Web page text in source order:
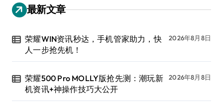
最新文章
荣耀WIN资讯秒达，手机管家助力，快
人一步抢先机！
2026年8月8日
荣耀500 Pro MOLLY版抢先测：潮玩新
机资讯+神操作技巧大公开
2026年8月8日